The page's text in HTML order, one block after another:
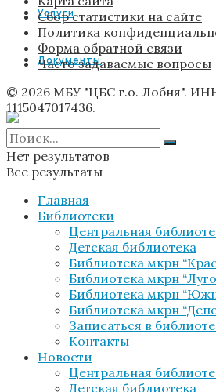
Услуги
Документы
Сбор статистики на сайте
Политика
Форма обратной связи
Часто задаваемые вопросы
© 2026 МБУ "ЦБС г.о. Лобня".
1115047017436.
Нет результатов
Все результаты
Главная
Библиотеки
Центральная
Детская библиотека
Библиотека мкрн
Библиотека мкрн
Библиотека мкрн
Библиотека мкрн
Записаться в
Контакты
Новости
Центральная
Детская библиотека